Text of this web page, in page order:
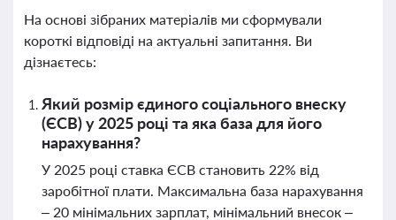
На основі зібраних матеріалів ми сформували
короткі відповіді на актуальні запитання. Ви
дізнаєтесь:
Який розмір єдиного соціального внеску
(ЄСВ) у 2025 році та яка база для його
нарахування?
У 2025 році ставка ЄСВ становить 22% від
заробітної плати. Максимальна база нарахування
– 20 мінімальних зарплат, мінімальний внесок –